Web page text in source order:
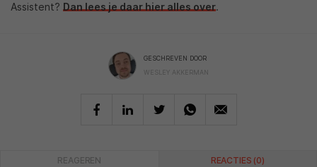
Assistent? Dan lees je daar hier alles over.
GESCHREVEN DOOR
WESLEY AKKERMAN
REAGEREN REACTIES (0)